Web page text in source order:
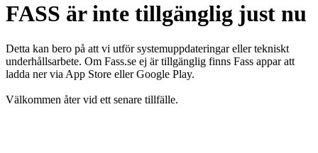
FASS är inte tillgänglig just nu
Detta kan bero på att vi utför systemuppdateringar eller tekniskt
underhållsarbete. Om Fass.se ej är tillgänglig finns Fass appar att
ladda ner via App Store eller Google Play.
Välkommen åter vid ett senare tillfälle.